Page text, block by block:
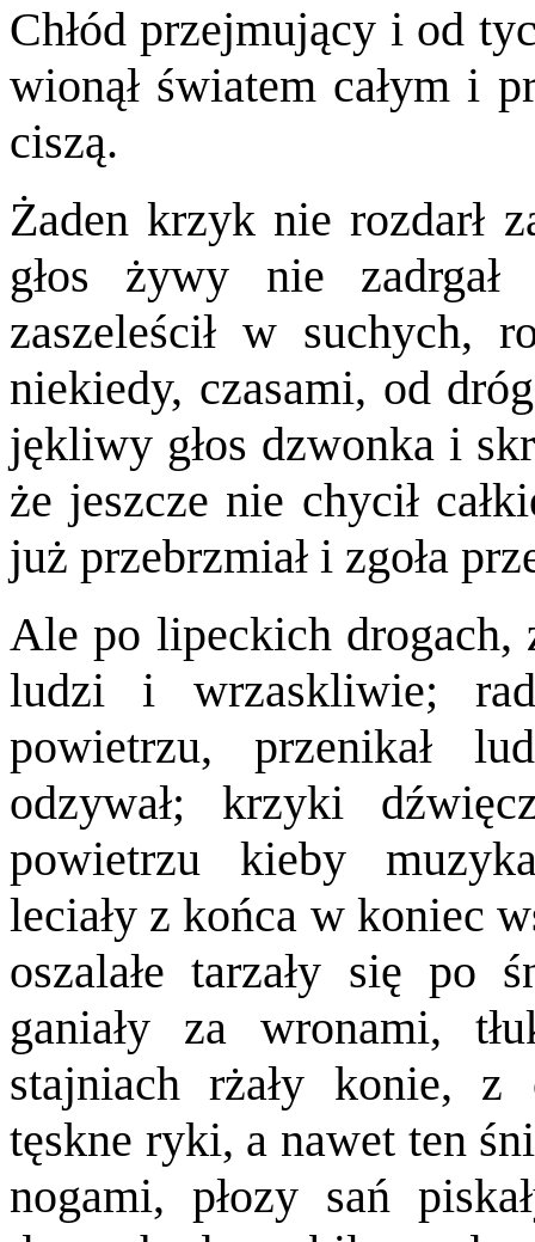
Chłód przejmujący i od
wionął światem całym i
ciszą.
Żaden krzyk nie rozdarł
głos żywy nie
zaszeleścił w suchych,
niekiedy, czasami, od
jękliwy głos dzwonka i
że jeszcze nie chycił
już przebrzmiał i zgoła
Ale po lipeckich drogach,
ludzi i wrzaskliwie;
powietrzu, przenikał
odzywał; krzyki
powietrzu kieby
leciały z końca w koniec
oszalałe tarzały się po
ganiały za wronami,
stajniach rżały konie, z
tęskne ryki, a nawet ten
nogami, płozy sań